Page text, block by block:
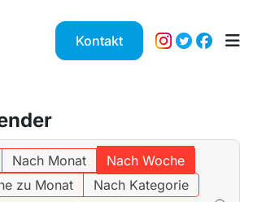
Kontakt
Nach Monat
Nach Woche
zu Monat Nach Kategorie